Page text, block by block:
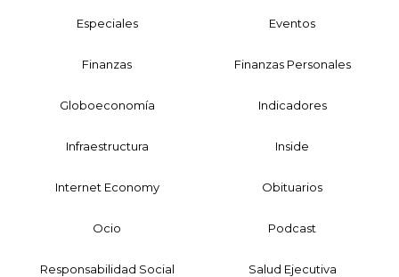
Especiales Eventos
Finanzas Finanzas Personales
Globoeconomía Indicadores
Infraestructura Inside
Internet Economy Obituarios
Ocio Podcast
Responsabilidad Social Salud Ejecutiva